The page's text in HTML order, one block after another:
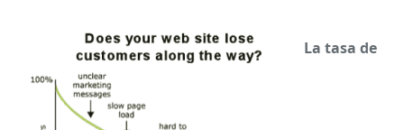
La tasa de